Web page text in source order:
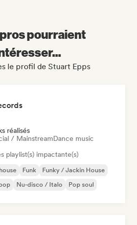
pourraient
le profil de Stuart Epps
réalisés
/ MainstreamDance music
playlist(s) impactante(s)
Funk
Funky / Jackin House
Nu-disco / Italo Pop soul